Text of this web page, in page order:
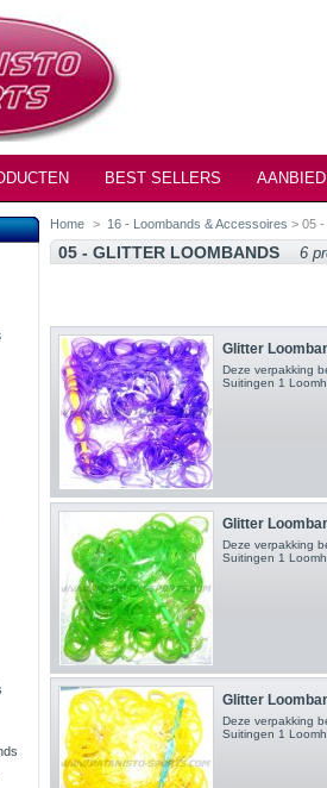
BEST SELLERS
Home > 16 - Loombands & Accessoires > 05
05 - GLITTER LOOMBANDS 6
Glitter
Deze verpakking
Suitingen 1
Glitter
Deze verpakking
Suitingen 1
Glitter
Deze verpakking
Suitingen 1